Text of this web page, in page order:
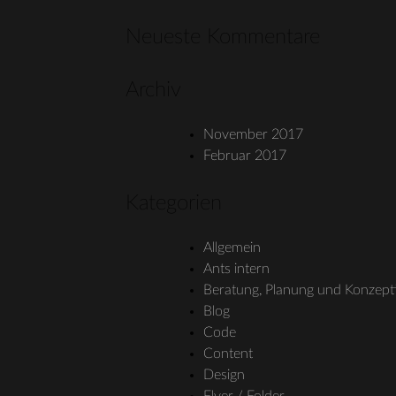
November 2017
Februar 2017
Allgemein
Ants intern
Beratung, Planung und
Blog
Code
Content
Design